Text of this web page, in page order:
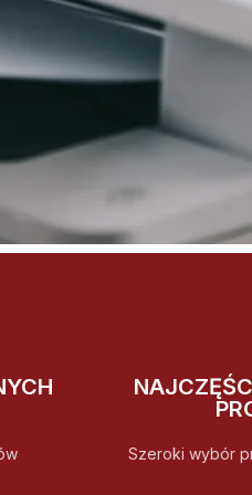
Szeroki wybór